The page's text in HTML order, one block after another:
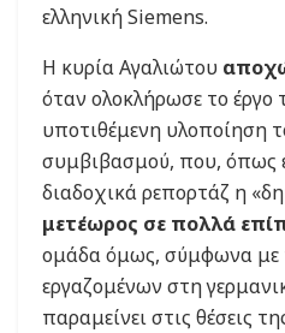
ελληνική Siemens.
Η κυρία Αγαλιώτου
όταν ολοκλήρωσε το έργο
υποτιθέμενη υλοποίηση
συμβιβασμού, που, όπως
διαδοχικά ρεπορτάζ η
μετέωρος σε πολλά
ομάδα όμως, σύμφωνα με
εργαζομένων στη
παραμείνει στις θέσεις